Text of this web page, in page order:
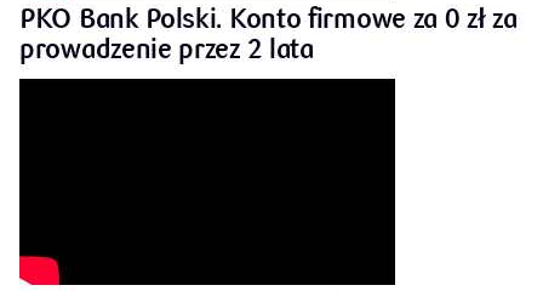
PKO Bank Polski. Konto firmowe za 0 zł za
prowadzenie przez 2 lata